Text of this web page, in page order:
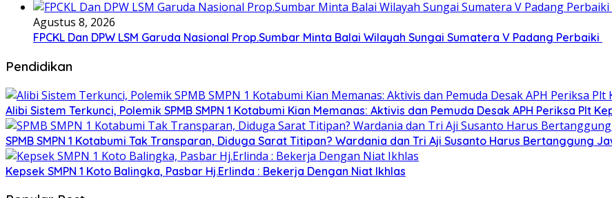
Agustus 8, 2026
FPCKL Dan DPW LSM Garuda Nasional Prop.Sumbar Minta Balai Wilayah Sungai Sumatera V Padang Perbaiki
Pendidikan
Alibi Sistem Terkunci, Polemik SPMB SMPN 1 Kotabumi Kian Memanas: Aktivis dan Pemuda Desak APH Periksa Plt
SPMB SMPN 1 Kotabumi Tak Transparan, Diduga Sarat Titipan? Wardania dan Tri Aji Susanto Harus Bertanggung
Kepsek SMPN 1 Koto Balingka, Pasbar Hj.Erlinda : Bekerja Dengan Niat Ikhlas